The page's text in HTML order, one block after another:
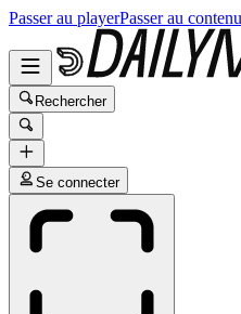
Passer au playerPasser au
Rechercher
Se connecter